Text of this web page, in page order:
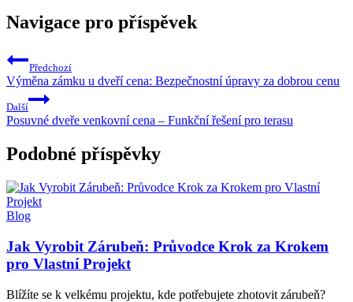
Navigace pro příspěvek
Předchozí
Výměna zámku u dveří cena: Bezpečnostní úpravy za dobrou cenu
Další
Posuvné dveře venkovní cena – Funkční řešení pro terasu
Podobné příspěvky
Blog
Jak Vyrobit Zárubeň: Průvodce Krok za Krokem
pro Vlastní Projekt
Blížíte se k velkému projektu, kde potřebujete zhotovit zárubeň?